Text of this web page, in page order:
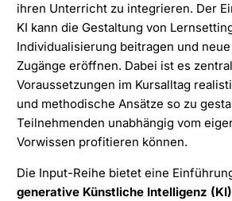
ihren Unterricht zu integrieren. Der
KI kann die Gestaltung von
Individualisierung beitragen und
Zugänge eröffnen. Dabei ist es
Voraussetzungen im Kursalltag
und methodische Ansätze so zu
Teilnehmenden unabhängig vom
Vorwissen profitieren können.
Die Input-Reihe bietet eine
generative Künstliche Intelligenz (KI)